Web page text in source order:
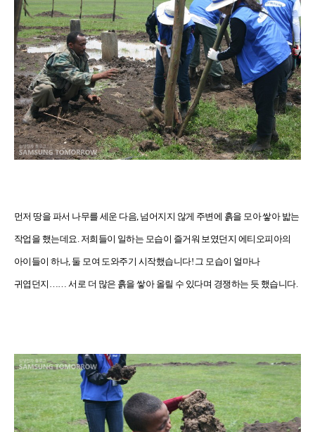
먼저 땅을 파서 나무를 세운 다음, 넘어지지 않게 주변에 흙을 모아 쌓아 밟는
작업을 했는데요. 저희들이 일하는 모습이 즐거워 보였던지 에티오피아의
아이들이 하나, 둘 모여 도와주기 시작했습니다! 그 모습이 얼마나
귀엽던지…… 서로 더 많은 흙을 쌓아 올릴 수 있다며 경쟁하는 듯 했습니다.